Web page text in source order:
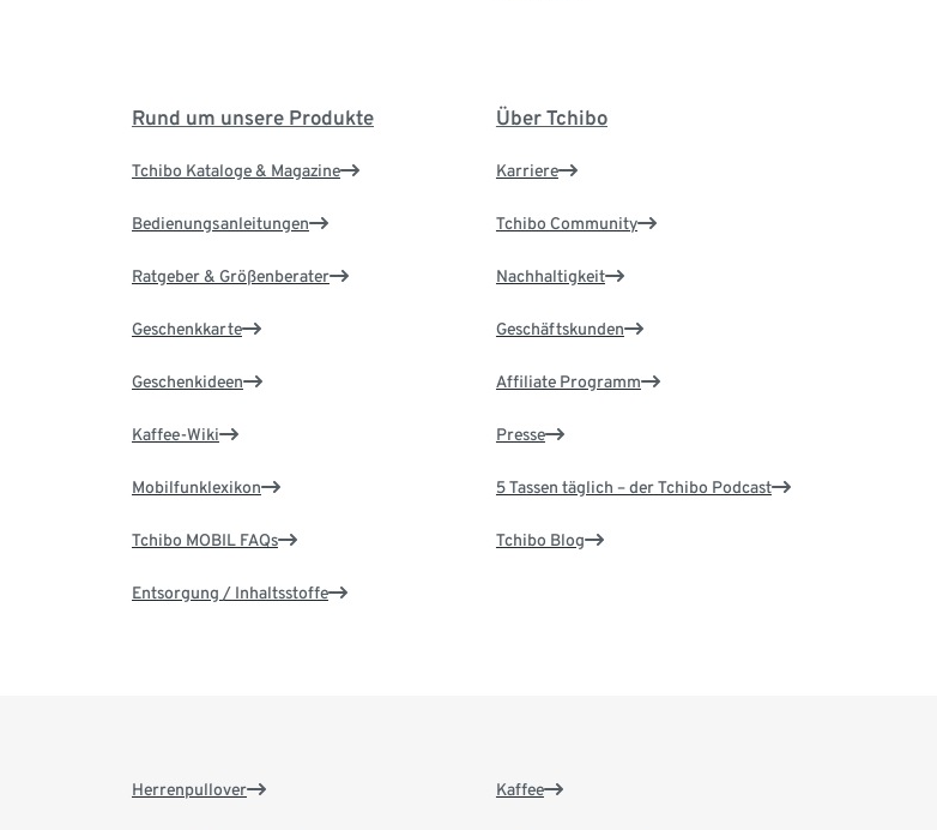
Rund um unsere Produkte
Tchibo Kataloge & Magazine
Bedienungsanleitungen
Ratgeber & Größenberater
Geschenkkarte
Geschenkideen
Kaffee-Wiki
Mobilfunklexikon
Tchibo MOBIL FAQs
Entsorgung / Inhaltsstoffe
Über Tchibo
Karriere
Tchibo Community
Nachhaltigkeit
Geschäftskunden
Affiliate Programm
Presse
5 Tassen täglich – der Tchibo Podcast
Tchibo Blog
Herrenpullover Kaffee